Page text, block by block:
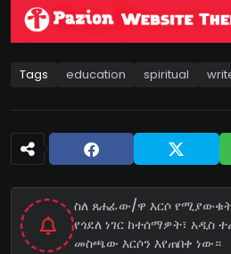
Tags education spiritual
ስለ ጸሐፊው/ዋ እርሶ የሚያውቁት
የጎደለ ነገር ከተሰማዎት፣
መስጫው እርሶን እየጠበቀ ነው።